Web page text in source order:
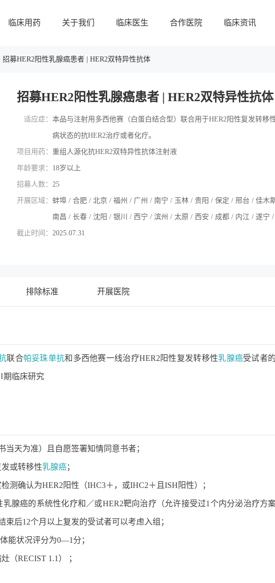
临床用药 关于我们 临床医生 合作医院 临床资讯
招募HER2阳性乳腺癌患者 | HER2双特异性抗体
招募HER2阳性乳腺癌患者 | HER2双特异性抗体
适应症： 本品与注射用多西他赛（白蛋白结合型）联合用于HER2阳性复发转
病状态的抗HER2治疗或者化疗。
项目用药： 重组人源化抗HER2双特异性抗体注射液
年龄要求： 18岁以上
招募人数： 25
开展区域： 蚌埠 / 合肥 / 北京 / 福州 / 广州 / 南宁 / 玉林 / 贵阳 / 保定 / 邢台 / 佳
南昌 / 长春 / 沈阳 / 银川 / 西宁 / 滨州 / 太原 / 西安 / 成都 / 内江 / 遂宁
截止时间： 2025.07.31
排除标准 开展医院
联合帕妥珠单抗和多西他赛一线治疗HER2阳性复发转移性乳腺癌受试者
期临床研究
当天为准）且自愿签署知情同意书者；
或转移性乳腺癌；
测确认为HER2阳性（IHC3＋，或IHC2＋且ISH阳性）；
腺癌的系统性化疗和／或HER2靶向治疗（允许接受过1个内分泌治疗方
束后12个月以上复发的受试者可以考虑入组；
能状况评分为0—1分；
（RECIST 1.1） ；